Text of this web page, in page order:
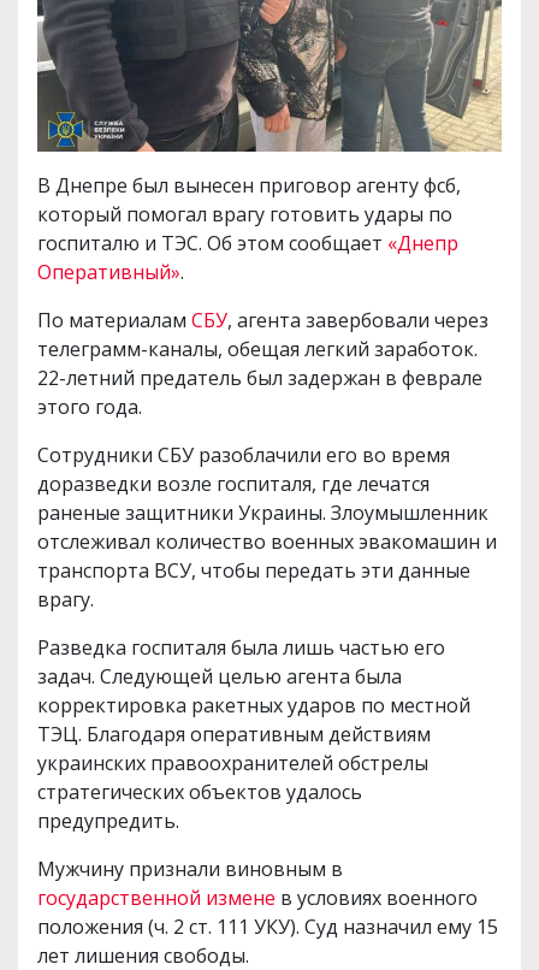
В Днепре был вынесен приговор агенту фсб,
который помогал врагу готовить удары по
госпиталю и ТЭС. Об этом сообщает «Днепр
Оперативный».
По материалам СБУ, агента завербовали через
телеграмм-каналы, обещая легкий заработок.
22-летний предатель был задержан в феврале
этого года.
Сотрудники СБУ разоблачили его во время
доразведки возле госпиталя, где лечатся
раненые защитники Украины. Злоумышленник
отслеживал количество военных эвакомашин и
транспорта ВСУ, чтобы передать эти данные
врагу.
Разведка госпиталя была лишь частью его
задач. Следующей целью агента была
корректировка ракетных ударов по местной
ТЭЦ. Благодаря оперативным действиям
украинских правоохранителей обстрелы
стратегических объектов удалось
предупредить.
Мужчину признали виновным в
государственной измене в условиях военного
положения (ч. 2 ст. 111 УКУ). Суд назначил ему 15
лет лишения свободы.